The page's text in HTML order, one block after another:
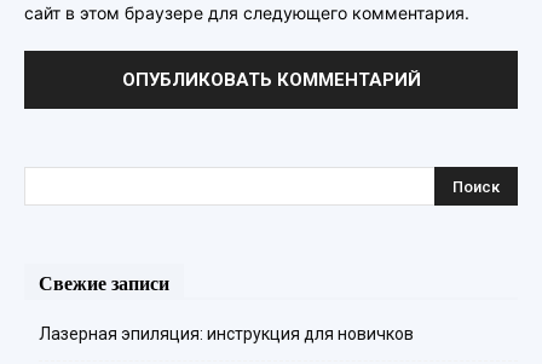
сайт в этом браузере для следующего комментария.
Свежие записи
Лазерная эпиляция: инструкция для новичков